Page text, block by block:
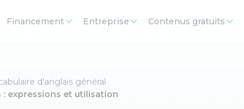
Financement Entreprise Contenus gratuits
d'anglais général
: expressions et utilisation